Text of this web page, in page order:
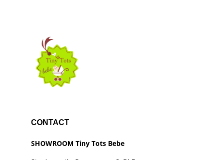
CONTACT
SHOWROOM Tiny Tots Bebe